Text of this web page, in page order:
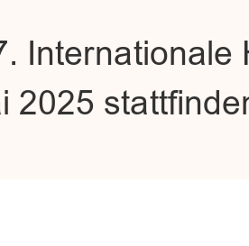
Internationale
2025